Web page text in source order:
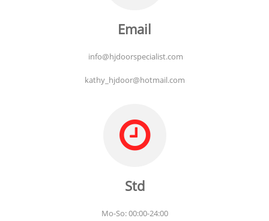
Email
info@hjdoorspecialist.com
kathy_hjdoor@hotmail.com
Std
Mo-So: 00:00-24:00